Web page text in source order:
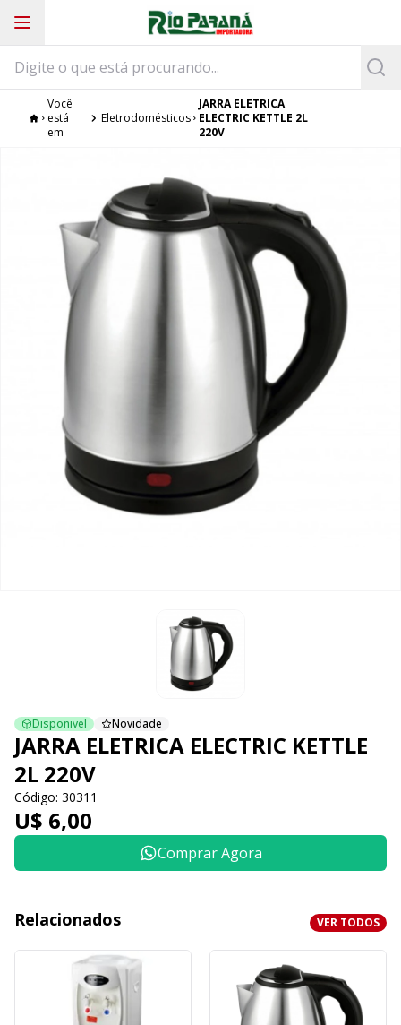
Você
está
em
Eletrodomésticos
JARRA ELETRICA
ELECTRIC KETTLE 2L
220V
Disponivel Novidade
JARRA ELETRICA ELECTRIC KETTLE
2L 220V
Código: 30311
U$ 6,00
Comprar Agora
Relacionados VER TODOS